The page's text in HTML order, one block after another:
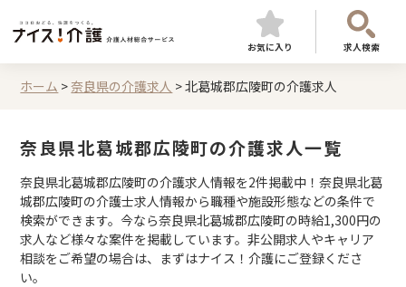
お気に入り 求人検索
ホーム >奈良県の介護求人 >北葛城郡広陵町の介護求人
奈良県北葛城郡広陵町の介護求人一覧
奈良県北葛城郡広陵町の介護求人情報を2件掲載中！奈良県北葛
城郡広陵町の介護士求人情報から職種や施設形態などの条件で
検索ができます。今なら奈良県北葛城郡広陵町の時給1,300円の
求人など様々な案件を掲載しています。非公開求人やキャリア
相談をご希望の場合は、まずはナイス！介護にご登録くださ
い。